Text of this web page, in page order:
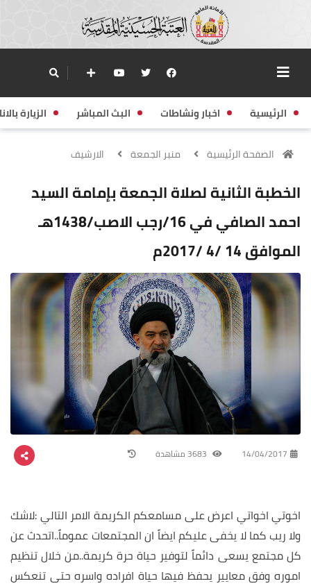
الرئيسية اخبار ونشاطات البث المباشر الزيارة
الصفحة الرئيسية منبر الجمعة الارشيف
الخطبة الثانية لصلاة الجمعة بإمامة السيد
احمد الصافي في 16/رجب الاصب/1438هـ
الموافق 14 /4 /2017م
14/04/2017
اخوتي اخواتي اعرض على مسامعكم الكريمة الامر التالي :لاشك
ولا ريب كما لا يخفى عليكم ايضاً ان المجتمعات عموماً..اتحدث عن
كل مجتمع يسعى دائماً لتوفير حياة حرة كريمة..من خلال تنظيم
اموره وفق معايير يحفظ فيها حياة افراده واسره حتى تنعكس